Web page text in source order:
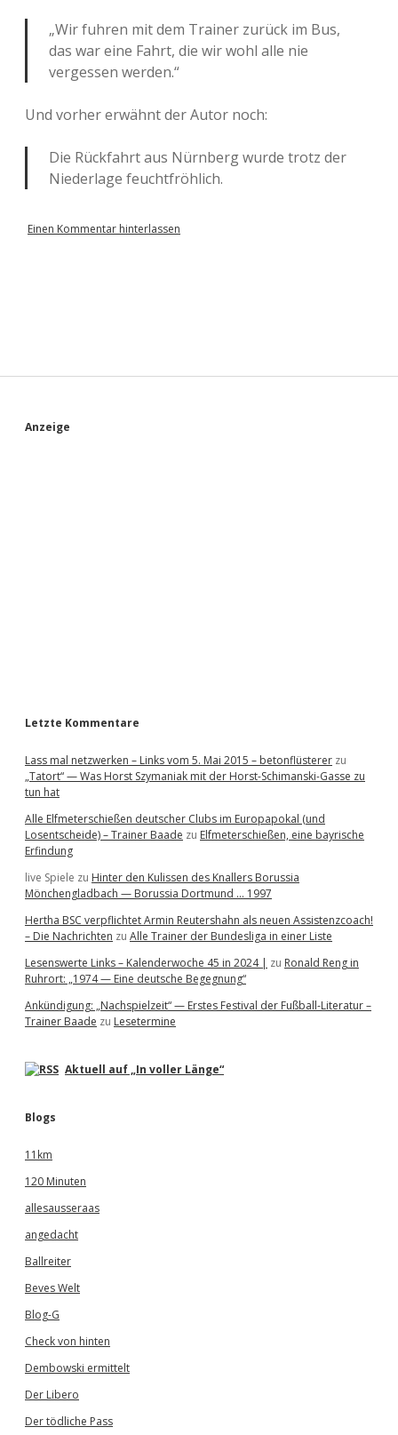
„Wir fuhren mit dem Trainer zurück im Bus,
das war eine Fahrt, die wir wohl alle nie
vergessen werden.“
Und vorher erwähnt der Autor noch:
Die Rückfahrt aus Nürnberg wurde trotz der
Niederlage feuchtfröhlich.
Einen Kommentar hinterlassen
S
Anzeige
Letzte Kommentare
Lass mal netzwerken – Links vom 5. Mai 2015 – betonflüsterer zu
„Tatort“ — Was Horst Szymaniak mit der Horst-Schimanski-Gasse zu
tun hat
Alle Elfmeterschießen deutscher Clubs im Europapokal (und
Losentscheide) – Trainer Baade zu Elfmeterschießen, eine bayrische
Erfindung
live Spiele zu Hinter den Kulissen des Knallers Borussia
Mönchengladbach — Borussia Dortmund … 1997
Hertha BSC verpflichtet Armin Reutershahn als neuen Assistenzcoach!
– Die Nachrichten zu Alle Trainer der Bundesliga in einer Liste
Lesenswerte Links – Kalenderwoche 45 in 2024 | zu Ronald Reng in
Ruhrort: „1974 — Eine deutsche Begegnung“
Ankündigung: „Nachspielzeit“ — Erstes Festival der Fußball-Literatur –
Trainer Baade zu Lesetermine
Aktuell auf „In voller Länge“
Blogs
11km
120 Minuten
allesausseraas
angedacht
Ballreiter
Beves Welt
Blog-G
Check von hinten
Dembowski ermittelt
Der Libero
Der tödliche Pass